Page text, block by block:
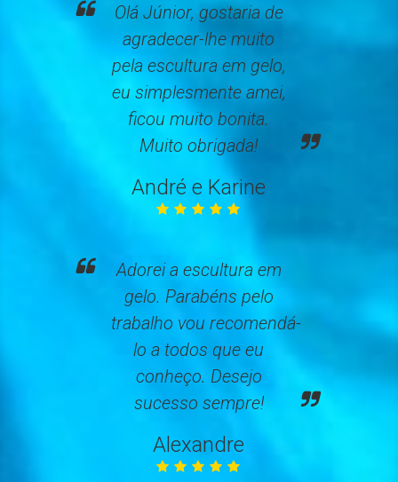
Olá Júnior, gostaria de
agradecer-lhe muito
pela escultura em gelo,
eu simplesmente amei,
ficou muito bonita.
Muito obrigada!
André e Karine
Adorei a escultura em
gelo. Parabéns pelo
trabalho vou recomendá-
lo a todos que eu
conheço. Desejo
sucesso sempre!
Alexandre